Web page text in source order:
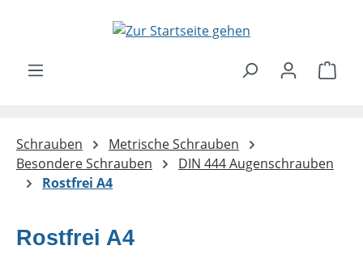
Zum Hauptinhalt springen
Schrauben
Metrische Schrauben
Besondere Schrauben
DIN 444 Augenschrauben
Rostfrei A4
Rostfrei A4